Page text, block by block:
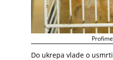
Do ukrepa vlade o